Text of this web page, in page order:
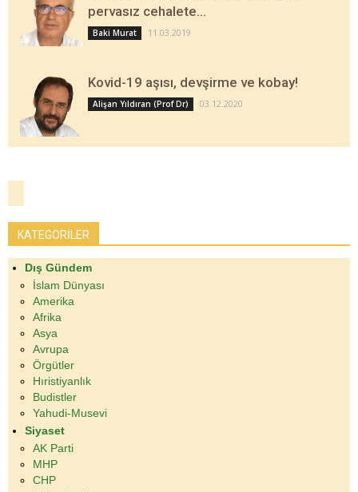
pervasız cehalete…
Baki Murat 11.03.2019
Kovid-19 aşısı, devşirme ve kobay!
Alişan Yıldıran (Prof Dr) 03.12.2020
KATEGORİLER
Dış Gündem
İslam Dünyası
Amerika
Afrika
Asya
Avrupa
Örgütler
Hıristiyanlık
Budistler
Yahudi-Musevi
Siyaset
AK Parti
MHP
CHP